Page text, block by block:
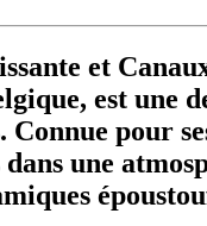
et
est une
pour
dans une